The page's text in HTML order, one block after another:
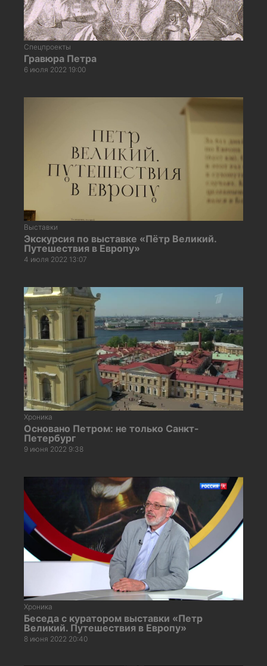
Спецпроекты
Гравюра Петра
6 июля 2022 19:00
Выставки
Экскурсия по выставке «Пётр Великий.
Путешествия в Европу»
4 июля 2022 13:07
Хроника
Основано Петром: не только Санкт-
Петербург
9 июня 2022 9:38
Хроника
Беседа с куратором выставки «Петр
Великий. Путешествия в Европу»
8 июня 2022 20:40